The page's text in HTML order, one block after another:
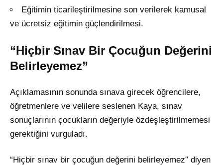
Eğitimin ticarileştirilmesine son verilerek kamusal
ve ücretsiz eğitimin güçlendirilmesi.
“Hiçbir Sınav Bir Çocuğun Değerini
Belirleyemez”
Açıklamasının sonunda sınava girecek öğrencilere,
öğretmenlere ve velilere seslenen Kaya, sınav
sonuçlarının çocukların değeriyle özdeşleştirilmemesi
gerektiğini vurguladı.
“Hiçbir sınav bir çocuğun değerini belirleyemez” diyen